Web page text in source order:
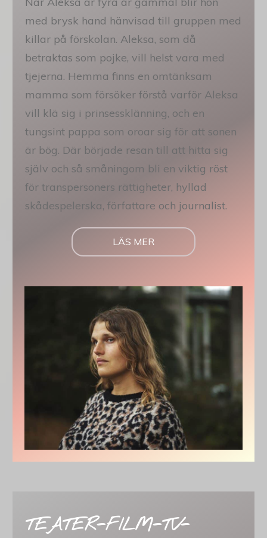
med brysk hand hänvisad till gruppen med
killar på förskolan. Aleksa, som då
betraktas som pojke, vill helst vara med
tjejerna. Hemma finns en omtänksam
mamma som försöker förstå varför Aleksa
vill klä sig i prinsessklänning, och en
tungsint pappa som oroar sig för att sonen
är bög. Där började resan till att hitta sig
själv och så småningom bli en viktig röst
för transpersoners rättigheter, hyllad
skådespelerska, författare och journalist.
LÄS MER
TEATER-FILM-TV-